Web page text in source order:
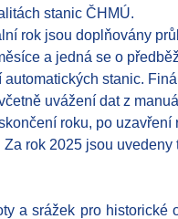
stanic ČHMÚ.
rok jsou doplňovány
a jedná se o
automatických stanic.
uvážení dat z
roku, po uzavření
rok 2025 jsou uvedeny
a srážek pro historické